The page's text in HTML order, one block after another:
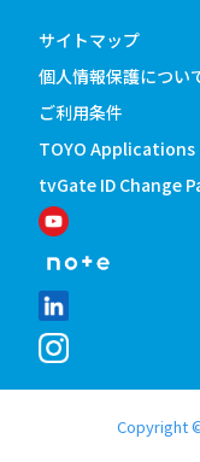
サイトマップ
個人情報保護につい
ご利用条件
TOYO Applications
tvGate ID Change
Copyright